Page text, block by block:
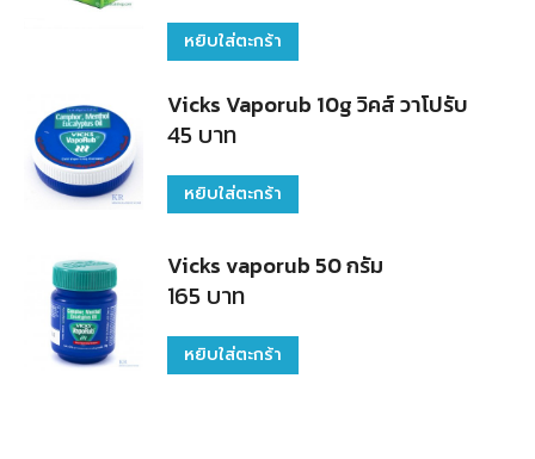
หยิบใส่ตะกร้า
Vicks Vaporub 10g วิคส์ วาโปรับ
45 บาท
หยิบใส่ตะกร้า
Vicks vaporub 50 กรัม
165 บาท
หยิบใส่ตะกร้า